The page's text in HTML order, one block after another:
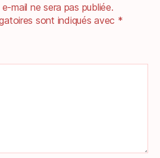
mail ne sera pas publiée.
sont indiqués avec *